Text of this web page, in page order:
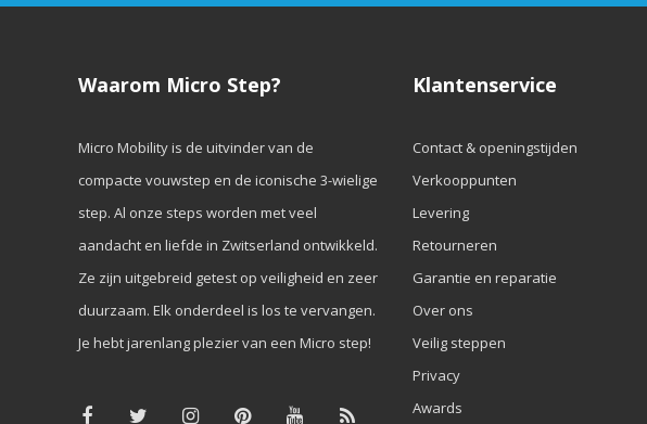
Waarom Micro Step?
Micro Mobility is de uitvinder van de
compacte vouwstep en de iconische 3-wielige
step. Al onze steps worden met veel
aandacht en liefde in Zwitserland ontwikkeld.
Ze zijn uitgebreid getest op veiligheid en zeer
duurzaam. Elk onderdeel is los te vervangen.
Je hebt jarenlang plezier van een Micro step!
Klantenservice
Contact & openingstijden
Verkooppunten
Levering
Retourneren
Garantie en reparatie
Over ons
Veilig steppen
Privacy
Awards